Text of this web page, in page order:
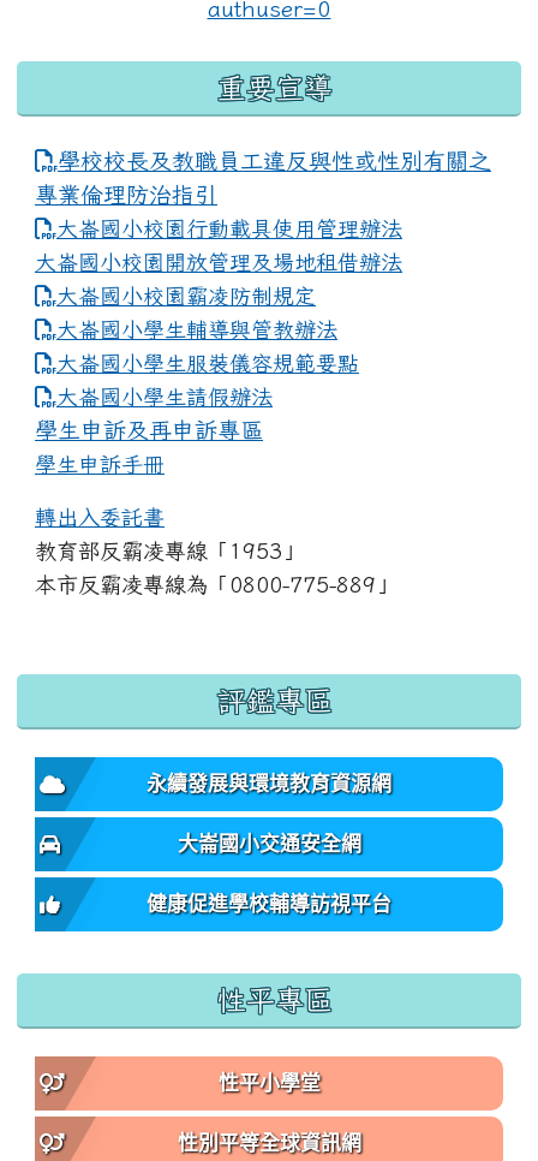
重要宣導
學校校長及教職員工違反與性或性別有關之
專業倫理防治指引
大崙國小校園行動載具使用管理辦法
大崙國小校園開放管理及場地租借辦法
大崙國小校園霸凌防制規定
大崙國小學生輔導與管教辦法
大崙國小學生服裝儀容規範要點
link to https://www.dles.tyc.edu.tw/uploads/
大崙國小學生請假辦法
學生申訴及再申訴專區
學生申訴手冊
轉出入委託書
教育部反霸凌專線「1953」
本市反霸凌專線為「0800-775-889」
:::
評鑑專區
永續發展與環境教育資源網
大崙國小交通安全網
健康促進學校輔導訪視平台
性平專區
性平小學堂
性別平等全球資訊網